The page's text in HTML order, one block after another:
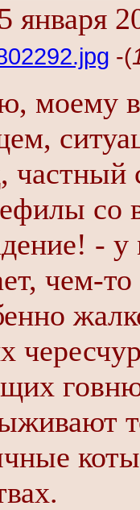
января
-(
моему
частный
со
-
чем-